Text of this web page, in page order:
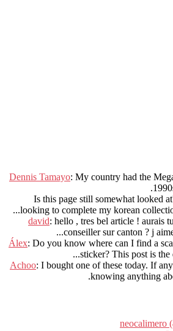
Dennis Tamayo: My country had the
.
Is this page still somewhat looked at
looking to complete my korean
.
david: hello , tres bel article ! aurais
conseiller sur canton ? j
.
Álex: Do you know where can I find a
sticker? This post is the
Achoo: I bought one of these today. If
knowing anything